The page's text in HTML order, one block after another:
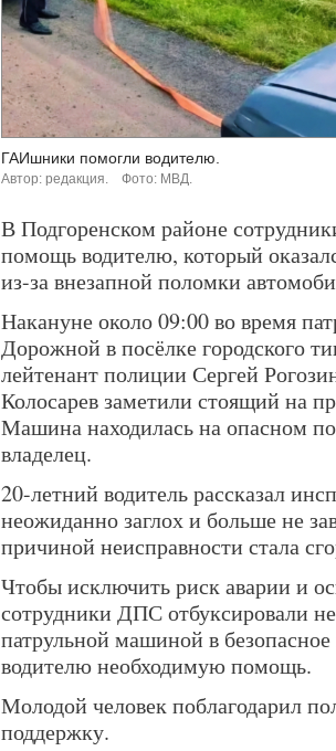
ГАИшники помогли водителю.
Автор: редакция. Фото: МВД.
В Подгоренском районе
помощь водителю, который
из-за внезапной поломки
Накануне около 09:00 во время
Дорожной в посёлке городского
лейтенант полиции Сергей
Колосарев заметили стоящий на
Машина находилась на опасном
владелец.
20-летний водитель рассказал
неожиданно заглох и больше не
причиной неисправности стала
Чтобы исключить риск аварии и
сотрудники ДПС отбуксировали
патрульной машиной в
водителю необходимую помощь.
Молодой человек поблагодарил
поддержку.